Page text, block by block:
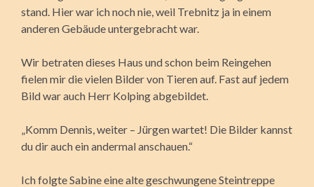
stand. Hier war ich noch nie, weil Trebnitz ja in einem
anderen Gebäude untergebracht war.
Wir betraten dieses Haus und schon beim Reingehen
fielen mir die vielen Bilder von Tieren auf. Fast auf jedem
Bild war auch Herr Kolping abgebildet.
„Komm Dennis, weiter – Jürgen wartet! Die Bilder kannst
du dir auch ein andermal anschauen.“
Ich folgte Sabine eine alte geschwungene Steintreppe